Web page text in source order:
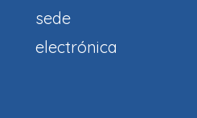
sede
electrónica